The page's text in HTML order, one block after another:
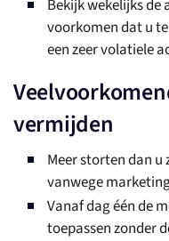
Bekijk wekelijks de
voorkomen dat u
een zeer volatiele
vermijden
Meer storten dan
vanwege
Vanaf dag één de
toepassen zonder